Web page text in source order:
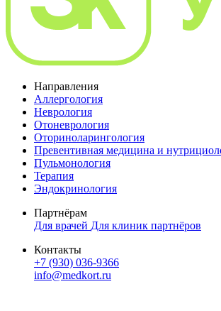
Направления
Аллергология
Неврология
Отоневрология
Оториноларингология
Превентивная медицина и
Пульмонология
Терапия
Эндокринология
Партнёрам
Для врачей Для клиник партнёров
Контакты
+7 (930) 036-9366
info@medkort.ru